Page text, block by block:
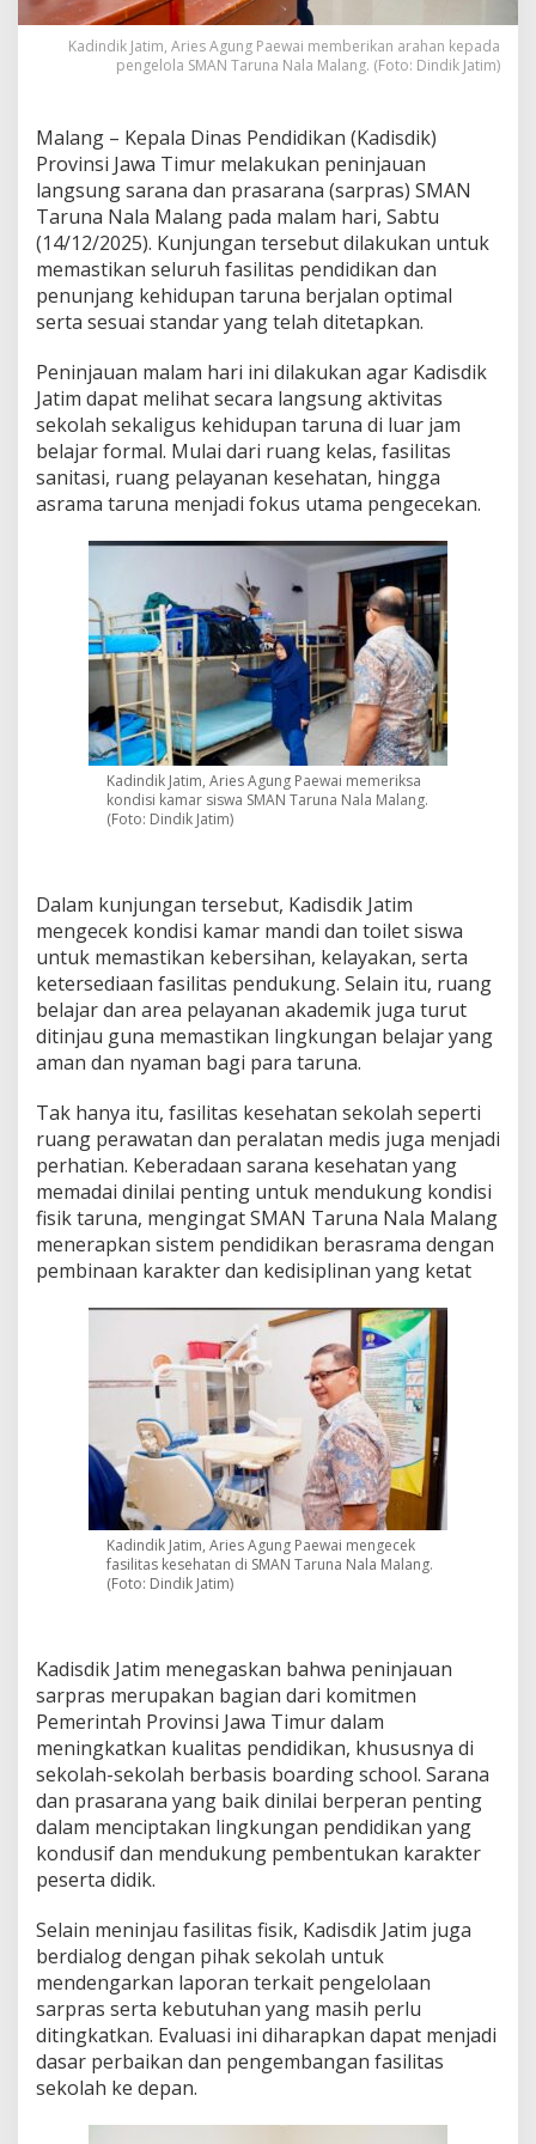
a
p
S
M
A
N
T
a
u
n
a
a
l
a
M
l
a
g
d
a
M
a
l
a
m
H
a
r
Kadindik Jatim, Aries Agung Paewai memberikan arahan kepada
pengelola SMAN Taruna Nala Malang. (Foto: Dindik Jatim)
Malang – Kepala Dinas Pendidikan (Kadisdik)
Provinsi Jawa Timur melakukan peninjauan
langsung sarana dan prasarana (sarpras) SMAN
Taruna Nala Malang pada malam hari, Sabtu
(14/12/2025). Kunjungan tersebut dilakukan untuk
memastikan seluruh fasilitas pendidikan dan
penunjang kehidupan taruna berjalan optimal
serta sesuai standar yang telah ditetapkan.
Peninjauan malam hari ini dilakukan agar Kadisdik
Jatim dapat melihat secara langsung aktivitas
sekolah sekaligus kehidupan taruna di luar jam
belajar formal. Mulai dari ruang kelas, fasilitas
sanitasi, ruang pelayanan kesehatan, hingga
asrama taruna menjadi fokus utama pengecekan.
Kadindik Jatim, Aries Agung Paewai memeriksa
kondisi kamar siswa SMAN Taruna Nala Malang.
(Foto: Dindik Jatim)
Dalam kunjungan tersebut, Kadisdik Jatim
mengecek kondisi kamar mandi dan toilet siswa
untuk memastikan kebersihan, kelayakan, serta
ketersediaan fasilitas pendukung. Selain itu, ruang
belajar dan area pelayanan akademik juga turut
ditinjau guna memastikan lingkungan belajar yang
aman dan nyaman bagi para taruna.
Tak hanya itu, fasilitas kesehatan sekolah seperti
ruang perawatan dan peralatan medis juga menjadi
perhatian. Keberadaan sarana kesehatan yang
memadai dinilai penting untuk mendukung kondisi
fisik taruna, mengingat SMAN Taruna Nala Malang
menerapkan sistem pendidikan berasrama dengan
pembinaan karakter dan kedisiplinan yang ketat
Kadindik Jatim, Aries Agung Paewai mengecek
fasilitas kesehatan di SMAN Taruna Nala Malang.
(Foto: Dindik Jatim)
Kadisdik Jatim menegaskan bahwa peninjauan
sarpras merupakan bagian dari komitmen
Pemerintah Provinsi Jawa Timur dalam
meningkatkan kualitas pendidikan, khususnya di
sekolah-sekolah berbasis boarding school. Sarana
dan prasarana yang baik dinilai berperan penting
dalam menciptakan lingkungan pendidikan yang
kondusif dan mendukung pembentukan karakter
peserta didik.
Selain meninjau fasilitas fisik, Kadisdik Jatim juga
berdialog dengan pihak sekolah untuk
mendengarkan laporan terkait pengelolaan
sarpras serta kebutuhan yang masih perlu
ditingkatkan. Evaluasi ini diharapkan dapat menjadi
dasar perbaikan dan pengembangan fasilitas
sekolah ke depan.